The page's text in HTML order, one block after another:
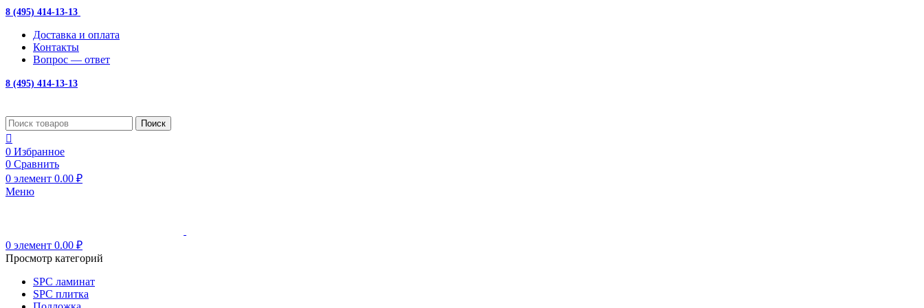
8 (495) 414-13-13
Доставка и оплата
Контакты
Вопрос — ответ
8 (495) 414-13-13
Поиск
0 Избранное
0 Сравнить
0 элемент 0.00 ₽
Меню
0 элемент 0.00 ₽
Просмотр категорий
SPC ламинат
SPC плитка